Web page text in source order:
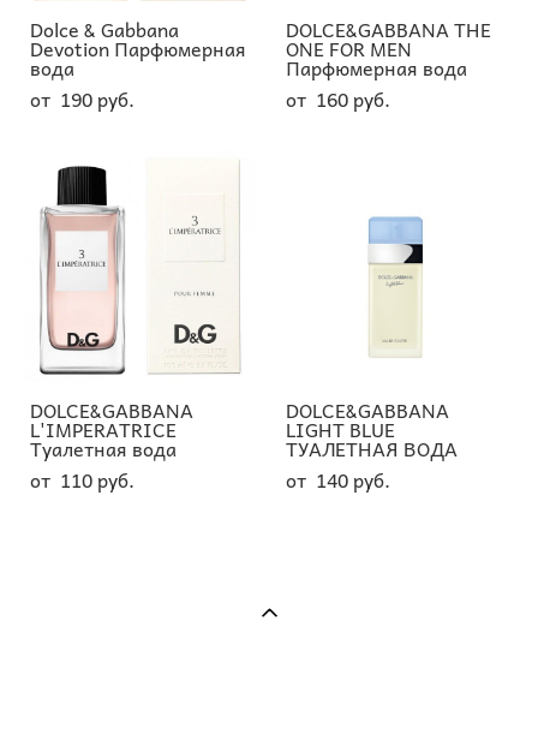
Dolce & Gabbana
Devotion Парфюмерная
вода
от 190 pуб.
DOLCE&GABBANA THE
ONE FOR MEN
Парфюмерная вода
от 160 pуб.
DOLCE&GABBANA
L'IMPERATRICE
Туалетная вода
от 110 pуб.
DOLCE&GABBANA
LIGHT BLUE
ТУАЛЕТНАЯ ВОДА
от 140 pуб.